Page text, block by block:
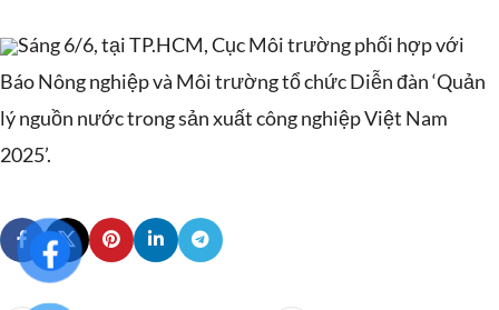
Sáng 6/6, tại TP.HCM, Cục Môi trường phối hợp với
Báo Nông nghiệp và Môi trường tổ chức Diễn đàn ‘Quản
lý nguồn nước trong sản xuất công nghiệp Việt Nam
2025’.